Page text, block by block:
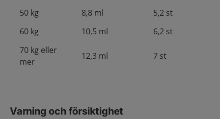
50 kg
8,8 ml
5,2 st
60 kg
10,5 ml
6,2 st
70 kg eller
mer
12,3 ml 7 st
Varning och försiktighet